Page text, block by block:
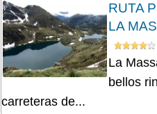
RUTA
LA
La
bellos
carreteras de...